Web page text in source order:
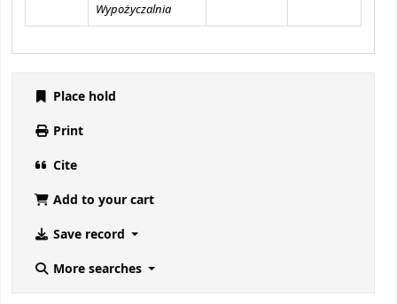
Wypożyczalnia
Place hold
Print
Cite
Add to your cart
Save record
More searches